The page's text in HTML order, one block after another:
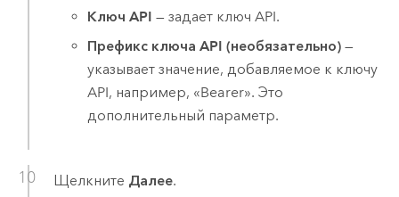
Ключ API — задает ключ API.
Префикс ключа API (необязательно) —
указывает значение, добавляемое к ключу
API, например, «Bearer». Это
дополнительный параметр.
Щелкните Далее.